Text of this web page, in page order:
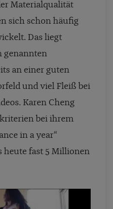
Materialqualität
sich schon häufig
Das liegt
genannten
an einer guten
und viel Fleiß bei
Karen Cheng
bei ihrem
in a year“
heute fast 5 Millionen